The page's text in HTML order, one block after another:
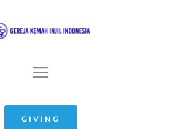
GIVING